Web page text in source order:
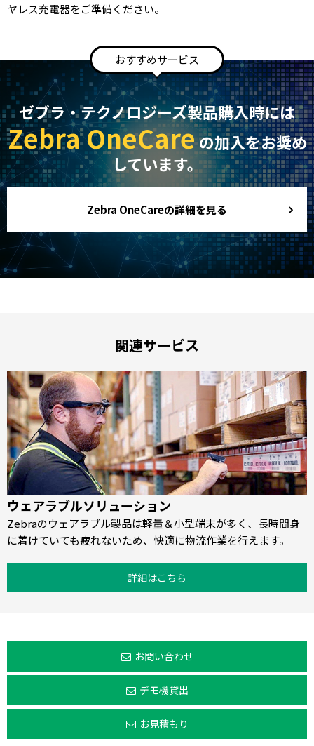
ヤレス充電器をご準備ください。
おすすめサービス
ゼブラ・テクノロジーズ製品購入時には
Zebra OneCareの加入をお奨め
しています。
Zebra OneCareの詳細を見る
関連サービス
ウェアラブルソリューション
Zebraのウェアラブル製品は軽量＆小型端末が多く、長時間身
に着けていても疲れないため、快適に物流作業を行えます。
詳細はこちら
お問い合わせ
デモ機貸出
お見積もり